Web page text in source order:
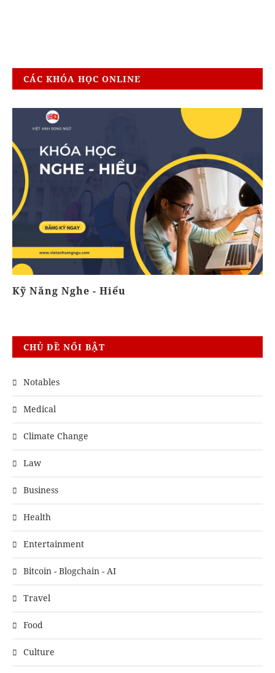
CÁC KHÓA HỌC ONLINE
Kỹ Năng Nghe - Hiểu
CHỦ ĐỀ NỔI BẬT
Notables
Medical
Climate Change
Law
Business
Health
Entertainment
Bitcoin - Blogchain - AI
Travel
Food
Culture